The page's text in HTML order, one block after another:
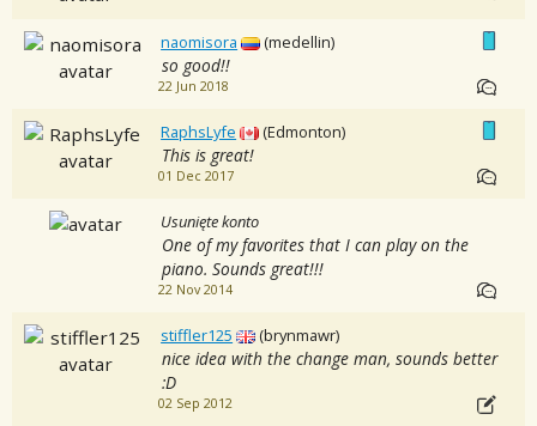
naomisora (medellin)
so good!!
22 Jun 2018
RaphsLyfe (Edmonton)
This is great!
01 Dec 2017
Usunięte konto
One of my favorites that I can play on the
piano. Sounds great!!!
22 Nov 2014
stiffler125 (brynmawr)
nice idea with the change man, sounds better
:D
02 Sep 2012